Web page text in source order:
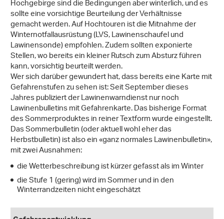
Hochgebirge sind die Bedingungen aber winterlich, und es
sollte eine vorsichtige Beurteilung der Verhältnisse
gemacht werden. Auf Hochtouren ist die Mitnahme der
Winternotfallausrüstung (LVS, Lawinenschaufel und
Lawinensonde) empfohlen. Zudem sollten exponierte
Stellen, wo bereits ein kleiner Rutsch zum Absturz führen
kann, vorsichtig beurteilt werden.
Wer sich darüber gewundert hat, dass bereits eine Karte mit
Gefahrenstufen zu sehen ist: Seit September dieses
Jahres publiziert der Lawinenwarndienst nur noch
Lawinenbulletins mit Gefahrenkarte. Das bisherige Format
des Sommerproduktes in reiner Textform wurde eingestellt.
Das Sommerbulletin (oder aktuell wohl eher das
Herbstbulletin) ist also ein «ganz normales Lawinenbulletin»,
mit zwei Ausnahmen:
die Wetterbeschreibung ist kürzer gefasst als im Winter
die Stufe 1 (gering) wird im Sommer und in den
Winterrandzeiten nicht eingeschätzt